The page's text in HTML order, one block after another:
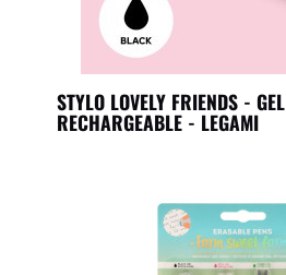
STYLO LOVELY FRIENDS - GEL
RECHARGEABLE - LEGAMI